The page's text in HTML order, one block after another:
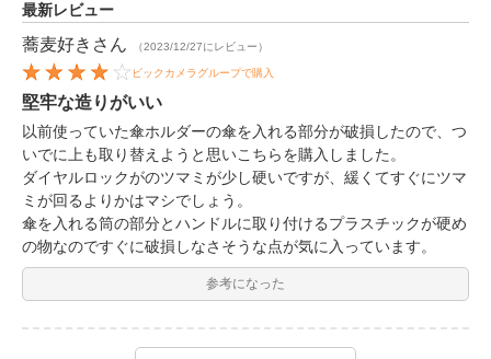
最新レビュー
蕎麦好き さん （2023/12/27にレビュー）
ビックカメラグループで購入
堅牢な造りがいい
以前使っていた傘ホルダーの傘を入れる部分が破損したので、つ
いでに上も取り替えようと思いこちらを購入しました。
ダイヤルロックがのツマミが少し硬いですが、緩くてすぐにツマ
ミが回るよりかはマシでしょう。
傘を入れる筒の部分とハンドルに取り付けるプラスチックが硬め
の物なのですぐに破損しなさそうな点が気に入っています。
参考になった